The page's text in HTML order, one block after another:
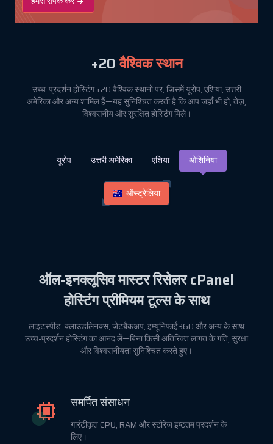
+20वैश्विक स्थान
उच्च-प्रदर्शन होस्टिंग +20 वैश्विक स्थानों पर, जिसमें यूरोप, एशिया, उत्तरी
अमेरिका और अन्य शामिल हैं—यह सुनिश्चित करती है कि आप जहाँ भी हों, तेज़,
विश्वसनीय और सुरक्षित होस्टिंग मिले।
यूरोप उत्तरी अमेरिका एशिया ओशिनिया
ऑस्ट्रेलिया
ऑल-इनक्लूसिव मास्टर रिसेलर cPanel
होस्टिंग प्रीमियम टूल्स के साथ
लाइटस्पीड, क्लाउडलिनक्स, जेटबैकअप, इम्यूनिफाई360 और अन्य के साथ
उच्च-प्रदर्शन होस्टिंग का आनंद लें—बिना किसी अतिरिक्त लागत के गति, सुरक्षा
और विश्वसनीयता सुनिश्चित करते हुए।
समर्पित संसाधन
गारंटीकृत CPU, RAM और स्टोरेज इष्टतम प्रदर्शन के
लिए।